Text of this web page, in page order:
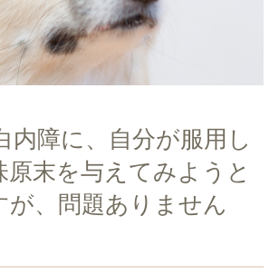
内障に、自分が服用し
原末を与えてみようと
が、問題ありません